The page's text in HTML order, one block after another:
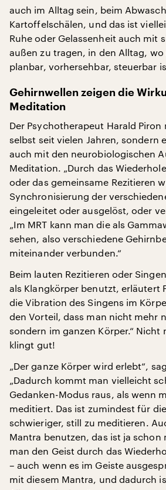
auch im Alltag sein, beim
Kartoffelschälen, und das ist
Ruhe oder Gelassenheit auch mit
außen zu tragen, in den Alltag,
planbar, vorhersehbar, steuerbar
Gehirnwellen zeigen die
Meditation
Der Psychotherapeut Harald
selbst seit vielen Jahren, sondern
auch mit den neurobiologischen
Meditation. „Durch das
oder das gemeinsame Rezitieren
Synchronisierung der
eingeleitet oder ausgelöst, oder
„Im MRT kann man die als
sehen, also verschiedene
miteinander verbunden.“
Beim lauten Rezitieren oder
als Klangkörper benutzt, erläutert
die Vibration des Singens im
den Vorteil, dass man nicht mehr
sondern im ganzen Körper.“ Nicht
klingt gut!
„Der ganze Körper wird erlebt“,
„Dadurch kommt man vielleicht
Gedanken-Modus raus, als wenn
meditiert. Das ist zumindest für
schwieriger, still zu meditieren.
Mantra benutzen, das ist ja schon
man den Geist durch das
– auch wenn es im Geiste
mit diesem Mantra, und dadurch